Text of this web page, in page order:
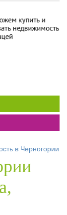
в Черногории